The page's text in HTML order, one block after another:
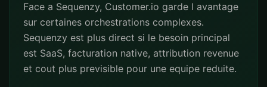
Face a Sequenzy, Customer.io garde l avantage
sur certaines orchestrations complexes.
Sequenzy est plus direct si le besoin principal
est SaaS, facturation native, attribution revenue
et cout plus previsible pour une equipe reduite.